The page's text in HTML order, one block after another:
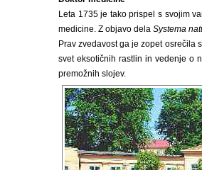
Leta 1735 je tako prispel s svojim
medicine. Z objavo dela Systema
Prav zvedavost ga je zopet osrečila
svet eksotičnih rastlin in vedenje o
premožnih slojev.